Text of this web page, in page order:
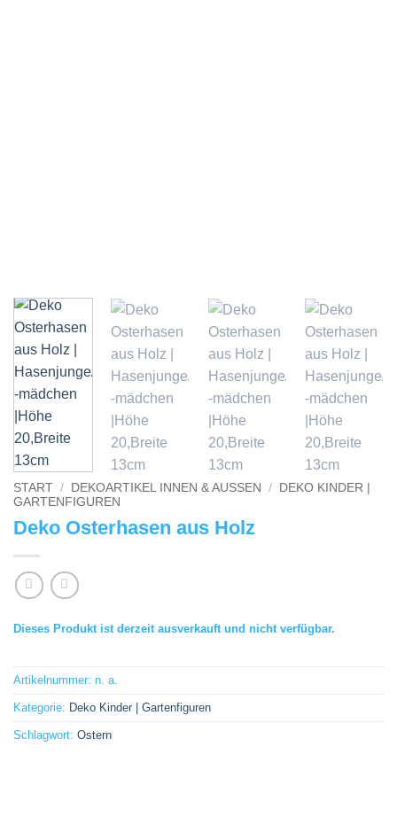
START / DEKOARTIKEL INNEN & AUSSEN / DEKO KINDER |
GARTENFIGUREN
Deko Osterhasen aus Holz
Dieses Produkt ist derzeit ausverkauft und nicht verfügbar.
Artikelnummer: n. a.
Kategorie: Deko Kinder | Gartenfiguren
Schlagwort: Ostern